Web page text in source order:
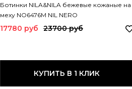
Ботинки NILA&NILA бежевые кожаные на
меху NO6476M NIL NERO
17780 руб 23700 руб
КУПИТЬ В 1 КЛИК